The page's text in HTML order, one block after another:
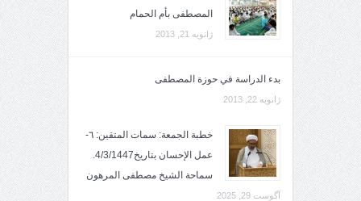
المصطفى بأم الحمام
ژانویه 21, 2013
بدء الدراسة في حوزة المصطفى
ژانویه 22, 2013
خطبة الجمعة: سمات المتقين: ٦-
عمل الإحسان بتاريخ4/3/1447.
سماحة الشيخ مصطفى المرهون
آگوست 29, 2025